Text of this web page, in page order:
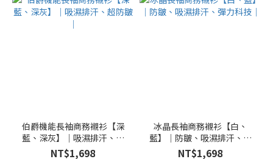
伯爵機能長袖商務襯衫【深
藍、深灰】｜吸濕排汗、超
防皺｜
NT$1,698
冰晶長袖商務襯衫【白、
藍】｜防皺、吸濕排汗、彈
力科技｜
NT$1,698